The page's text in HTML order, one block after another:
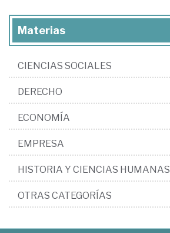
Materias
CIENCIAS SOCIALES
DERECHO
ECONOMÍA
EMPRESA
HISTORIA Y CIENCIAS HUMANAS
OTRAS CATEGORÍAS